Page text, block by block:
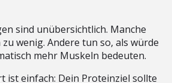
sind unübersichtlich. Manche
wenig. Andere tun so, als würde
mehr Muskeln bedeuten.
ist einfach: Dein Proteinziel sollte